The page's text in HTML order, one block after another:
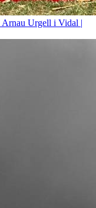
Arnau Urgell i Vidal |